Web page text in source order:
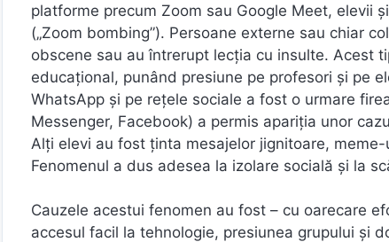
platforme precum Zoom sau Google Meet, elevii
(„Zoom bombing”). Persoane externe sau chiar
obscene sau au întrerupt lecția cu insulte. Acest
educațional, punând presiune pe profesori și pe
WhatsApp și pe rețele sociale a fost o urmare
Messenger, Facebook) a permis apariția unor
Alți elevi au fost ținta mesajelor jignitoare,
Fenomenul a dus adesea la izolare socială și la
Cauzele acestui fenomen au fost – cu oarecare
accesul facil la tehnologie, presiunea grupului și